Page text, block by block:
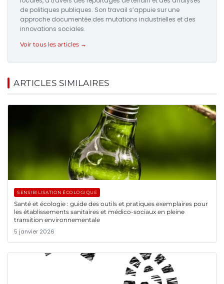
de politiques publiques. Son travail s’appuie sur une
approche documentée des mutations industrielles et des
innovations sociales.
Voir tous les articles →
ARTICLES SIMILAIRES
SENSIBILISATION ÉCOLOGIQUE
Santé et écologie : guide des outils et pratiques exemplaires pour
les établissements sanitaires et médico-sociaux en pleine
transition environnementale
5 janvier 2026